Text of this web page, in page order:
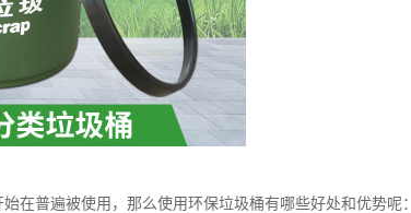
在普遍被使用，那么使用环保垃圾桶有哪些好处和优势呢：